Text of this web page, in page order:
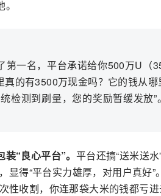
第一名，平台承诺给你500万U（
真的有3500万现金吗？它的钱从
检测到刷量，您的奖励暂缓发放”
“良心平台”。 平台还搞“送米送
显得“平台实力雄厚，对用户真好
性收割，你连那袋大米的钱都亏进